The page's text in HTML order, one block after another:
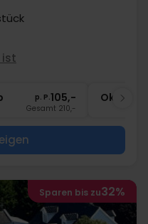
ist
p. P.105,-
Gesamt 210,-
Okt
Sparen bis zu32%